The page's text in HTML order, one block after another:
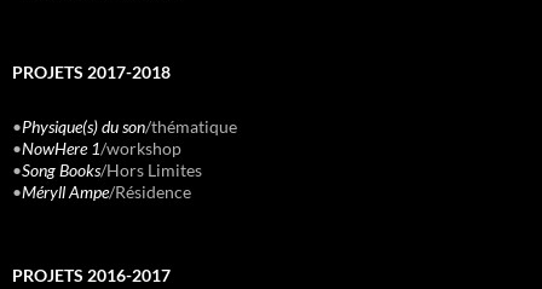
PROJETS 2017-2018
•Physique(s) du son/thématique
•NowHere 1/workshop
•Song Books/Hors Limites
•Méryll Ampe/Résidence
PROJETS 2016-2017